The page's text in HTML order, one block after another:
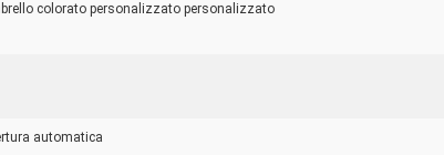
colorato personalizzato personalizzato
automatica